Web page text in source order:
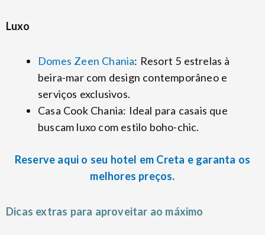
Luxo
Domes Zeen Chania: Resort 5 estrelas à
beira-mar com design contemporâneo e
serviços exclusivos.
Casa Cook Chania: Ideal para casais que
buscam luxo com estilo boho-chic.
Reserve aqui o seu hotel em Creta e garanta os
melhores preços.
Dicas extras para aproveitar ao máximo